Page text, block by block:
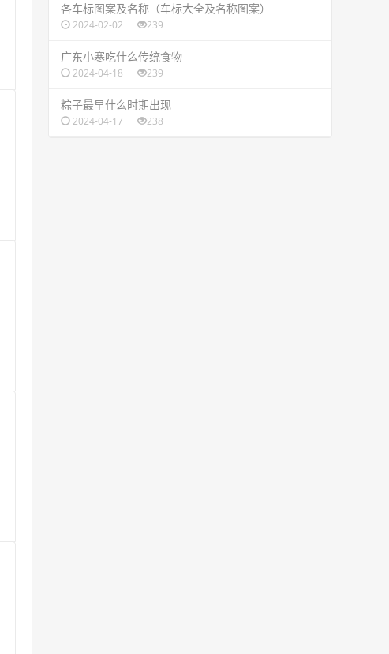
​各车标图案及名称（车标大全及名称图案）
2024-02-02 239
​广东小寒吃什么传统食物
2024-04-18 239
​粽子最早什么时期出现
2024-04-17 238